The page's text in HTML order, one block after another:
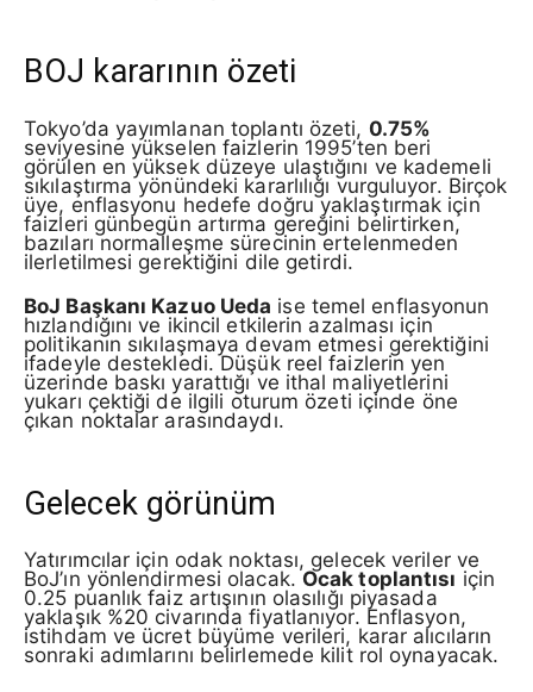
BOJ kararının özeti
Tokyo’da yayımlanan toplantı özeti, 0.75%
seviyesine yükselen faizlerin 1995’ten beri
görülen en yüksek düzeye ulaştığını ve kademeli
sıkılaştırma yönündeki kararlılığı vurguluyor. Birçok
üye, enflasyonu hedefe doğru yaklaştırmak için
faizleri günbegün artırma gereğini belirtirken,
bazıları normalleşme sürecinin ertelenmeden
ilerletilmesi gerektiğini dile getirdi.
BoJ Başkanı Kazuo Ueda ise temel enflasyonun
hızlandığını ve ikincil etkilerin azalması için
politikanın sıkılaşmaya devam etmesi gerektiğini
ifadeyle destekledi. Düşük reel faizlerin yen
üzerinde baskı yarattığı ve ithal maliyetlerini
yukarı çektiği de ilgili oturum özeti içinde öne
çıkan noktalar arasındaydı.
Gelecek görünüm
Yatırımcılar için odak noktası, gelecek veriler ve
BoJ’ın yönlendirmesi olacak. Ocak toplantısı için
0.25 puanlık faiz artışının olasılığı piyasada
yaklaşık %20 civarında fiyatlanıyor. Enflasyon,
istihdam ve ücret büyüme verileri, karar alıcıların
sonraki adımlarını belirlemede kilit rol oynayacak.